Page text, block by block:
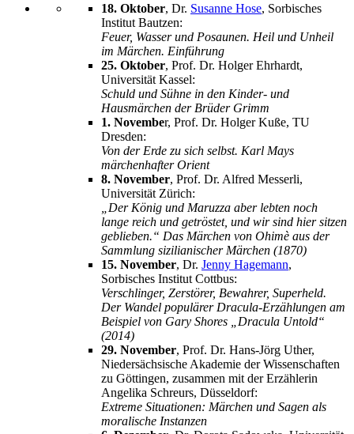
18. Oktober, Dr. Susanne Hose, Sorbisches
Institut Bautzen:
Feuer, Wasser und Posaunen. Heil und Unheil
im Märchen. Einführung
25. Oktober, Prof. Dr. Holger Ehrhardt,
Universität Kassel:
Schuld und Sühne in den Kinder- und
Hausmärchen der Brüder Grimm
1. November, Prof. Dr. Holger Kuße, TU
Dresden:
Von der Erde zu sich selbst. Karl Mays
märchenhafter Orient
8. November, Prof. Dr. Alfred Messerli,
Universität Zürich:
„Der König und Maruzza aber lebten noch
lange reich und getröstet, und wir sind hier sitzen
geblieben.“ Das Märchen von Ohimè aus der
Sammlung sizilianischer Märchen (1870)
15. November, Dr. Jenny Hagemann,
Sorbisches Institut Cottbus:
Verschlinger, Zerstörer, Bewahrer, Superheld.
Der Wandel populärer Dracula-Erzählungen am
Beispiel von Gary Shores „Dracula Untold“
(2014)
29. November, Prof. Dr. Hans-Jörg Uther,
Niedersächsische Akademie der Wissenschaften
zu Göttingen, zusammen mit der Erzählerin
Angelika Schreurs, Düsseldorf:
Extreme Situationen: Märchen und Sagen als
moralische Instanzen